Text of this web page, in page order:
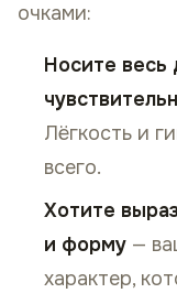
очками:
Носите весь
Лёгкость и
всего.
Хотите
и форму —
характер,